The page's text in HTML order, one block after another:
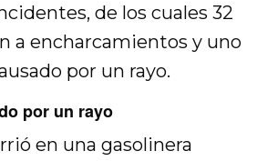
de los cuales 32
a encharcamientos y uno
por un rayo.
por un rayo
en una gasolinera